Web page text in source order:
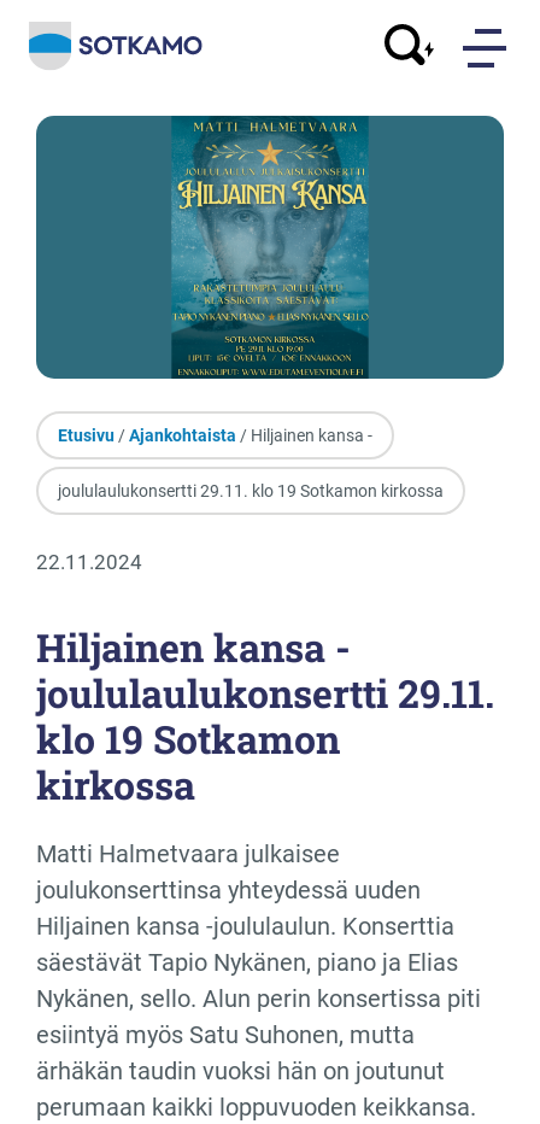
Etusivu/Ajankohtaista / Hiljainen kansa -
joululaulukonsertti 29.11. klo 19 Sotkamon kirkossa
22.11.2024
Hiljainen kansa -
joululaulukonsertti 29.11.
klo 19 Sotkamon
kirkossa
Matti Halmetvaara julkaisee
joulukonserttinsa yhteydessä uuden
Hiljainen kansa -joululaulun. Konserttia
säestävät Tapio Nykänen, piano ja Elias
Nykänen, sello. Alun perin konsertissa piti
esiintyä myös Satu Suhonen, mutta
ärhäkän taudin vuoksi hän on joutunut
perumaan kaikki loppuvuoden keikkansa.